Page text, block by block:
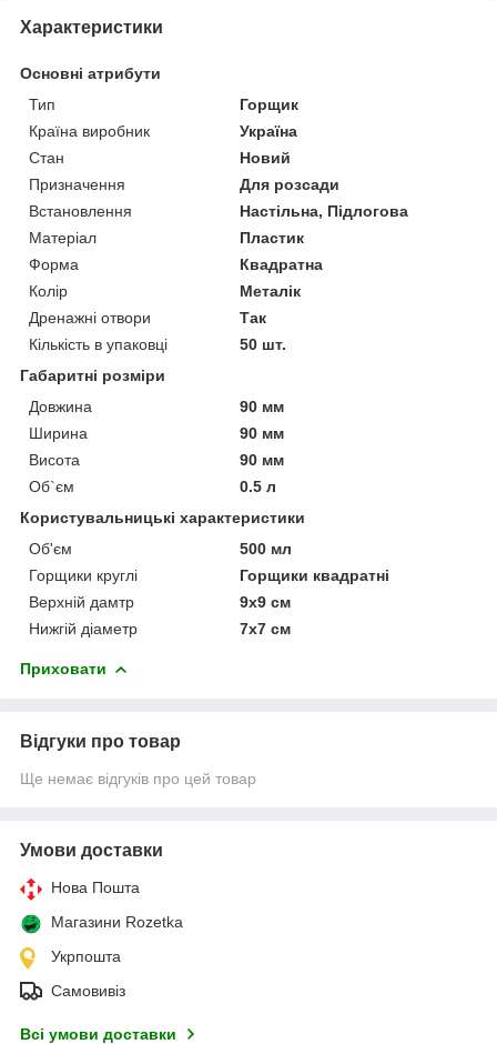
Характеристики
Основні атрибути
Тип
Горщик
Країна виробник
Україна
Стан
Новий
Призначення
Для розсади
Встановлення
Настільна, Підлогова
Матеріал
Пластик
Форма
Квадратна
Колір
Металік
Дренажні отвори
Так
Кількість в упаковці
50 шт.
Габаритні розміри
Довжина
90 мм
Ширина
90 мм
Висота
90 мм
Об`єм
0.5 л
Користувальницькі характеристики
Об'єм
500 мл
Горщики круглі
Горщики квадратні
Верхній дамтр
9х9 см
Нижгій діаметр
7х7 см
Приховати
Відгуки про товар
Ще немає відгуків про цей товар
Умови доставки
Нова Пошта
Магазини Rozetka
Укрпошта
Самовивіз
Всі умови доставки